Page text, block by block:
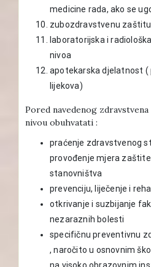
medicine rada, ako se
zubozdravstvenu zaštitu
laboratorijska i
nivoa
apotekarska djelatnost (
lijekova)
Pored navedenog
nivou obuhvatati :
praćenje zdravstvenog
provođenje mjera
stanovništva
prevenciju, liječenje i
otkrivanje i suzbijanje
nezaraznih bolesti
specifičnu preventivnu
, naročito u osnovnim